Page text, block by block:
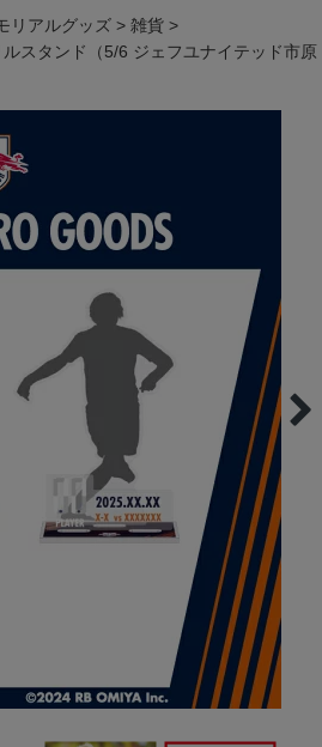
リアルグッズ
雑貨
スタンド（5/6 ジェフユナイテッド市原